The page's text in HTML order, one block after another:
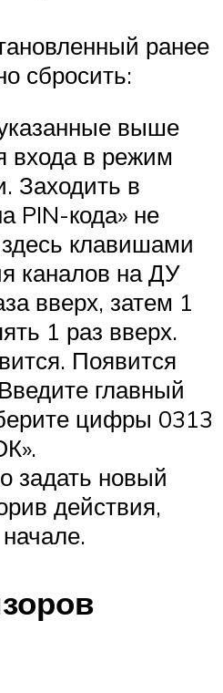
ранее
сбросить:
выше
входа в режим
Заходить в
PIN-кода» не
клавишами
каналов на ДУ
вверх, затем 1
1 раз вверх.
Появится
главный
цифры 0313
задать новый
действия,